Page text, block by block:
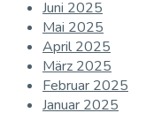
Juni 2025
Mai 2025
April 2025
März 2025
Februar 2025
Januar 2025